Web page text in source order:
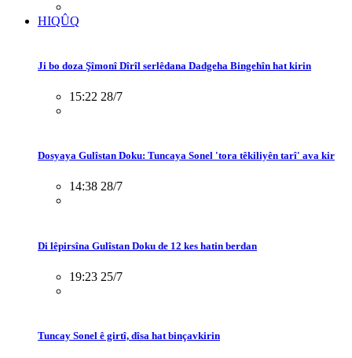
HIQÛQ
Ji bo doza Şîmonî Dîrîl serlêdana Dadgeha Bingehîn hat kirin
15:22 28/7
Dosyaya Gulîstan Doku: Tuncaya Sonel 'tora têkiliyên tarî' ava kir
14:38 28/7
Di lêpirsîna Gulîstan Doku de 12 kes hatin berdan
19:23 25/7
Tuncay Sonel ê girtî, dîsa hat binçavkirin